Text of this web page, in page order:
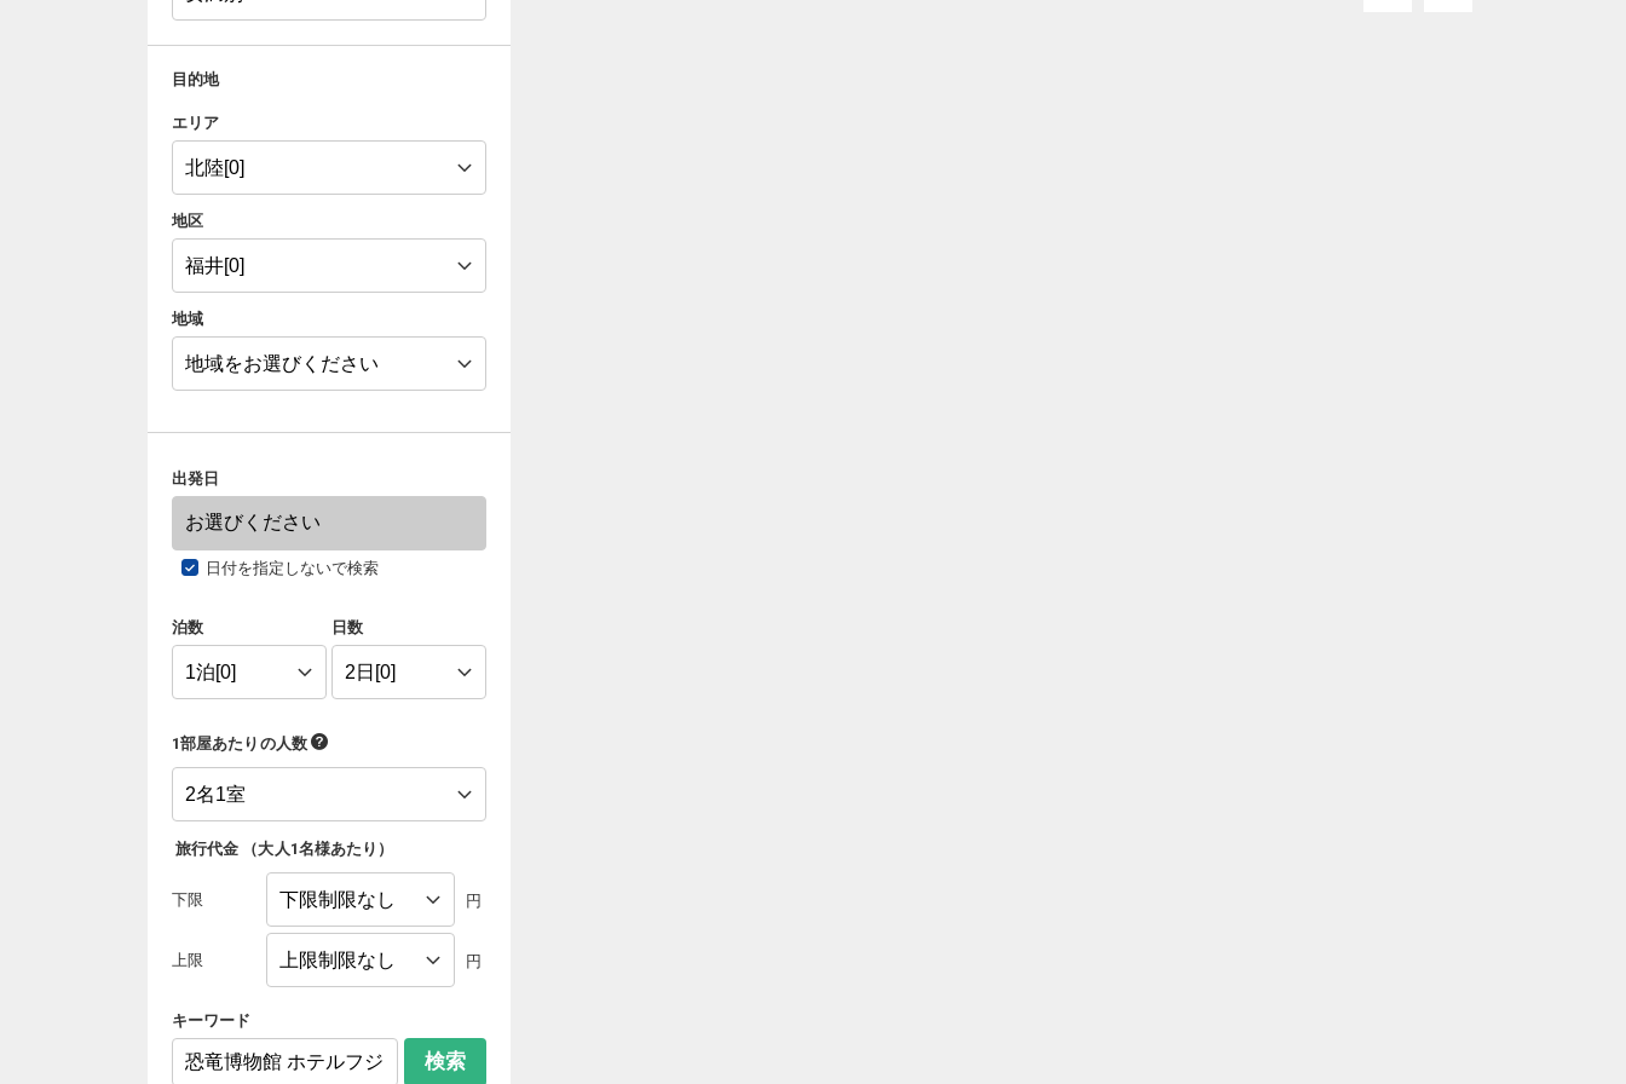
目的地
エリア
地区
地域
出発日
日付を指定しないで検索
泊数 日数
1部屋あたりの人数
旅行代金 （大人1名様あたり ）
下限 円
上限 円
キーワード
検索